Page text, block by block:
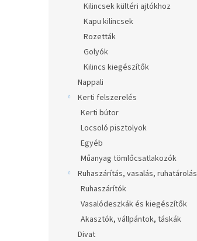
Kilincsek kültéri ajtókhoz
Kapu kilincsek
Rozetták
Golyók
Kilincs kiegészítők
Nappali
Kerti felszerelés
Kerti bútor
Locsoló pisztolyok
Egyéb
Műanyag tömlőcsatlakozók
Ruhaszárítás, vasalás, ruhatárolás
Ruhaszárítók
Vasalódeszkák és kiegészítők
Akasztók, vállpántok, táskák
Divat